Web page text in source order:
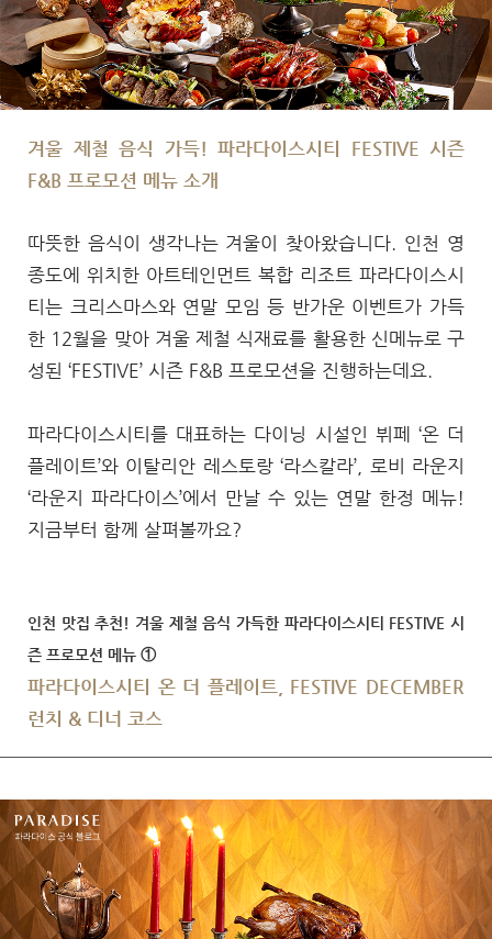
겨울 제철 음식 가득! 파라다이스시티 FESTIVE 시즌
F&B 프로모션 메뉴 소개
따뜻한 음식이 생각나는 겨울이 찾아왔습니다. 인천 영
종도에 위치한 아트테인먼트 복합 리조트 파라다이스시
티는 크리스마스와 연말 모임 등 반가운 이벤트가 가득
한 12월을 맞아 겨울 제철 식재료를 활용한 신메뉴로 구
성된 ‘FESTIVE’ 시즌 F&B 프로모션을 진행하는데요.
파라다이스시티를 대표하는 다이닝 시설인 뷔페 ‘온 더
플레이트’와 이탈리안 레스토랑 ‘라스칼라’, 로비 라운지
‘라운지 파라다이스’에서 만날 수 있는 연말 한정 메뉴!
지금부터 함께 살펴볼까요?
인천 맛집 추천! 겨울 제철 음식 가득한 파라다이스시티 FESTIVE 시
즌 프로모션 메뉴 ①
파라다이스시티 온 더 플레이트, FESTIVE DECEMBER
런치 & 디너 코스